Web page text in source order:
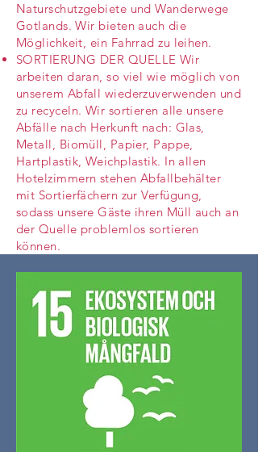
Naturschutzgebiete und Wanderwege
Gotlands. Wir bieten auch die
Möglichkeit, ein Fahrrad zu leihen.
SORTIERUNG DER QUELLE Wir
arbeiten daran, so viel wie möglich von
unserem Abfall wiederzuverwenden und
zu recyceln. Wir sortieren alle unsere
Abfälle nach Herkunft nach: Glas,
Metall, Biomüll, Papier, Pappe,
Hartplastik, Weichplastik. In allen
Hotelzimmern stehen Abfallbehälter
mit Sortierfächern zur Verfügung,
sodass unsere Gäste ihren Müll auch an
der Quelle problemlos sortieren
können.